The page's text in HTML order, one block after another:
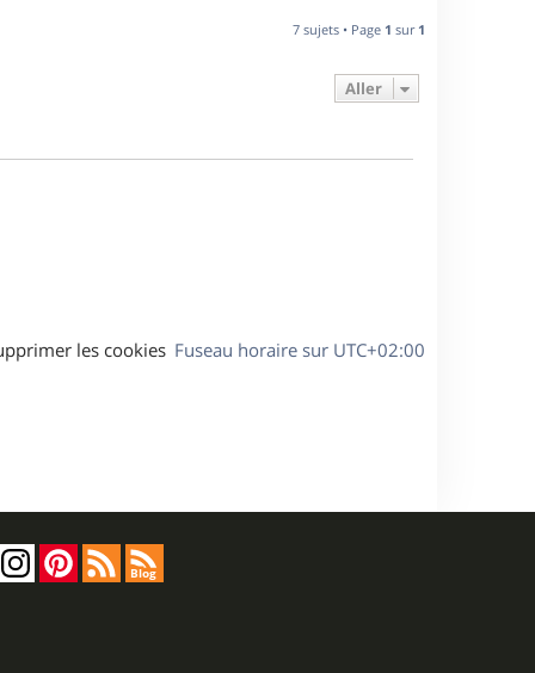
7 sujets • Page 1 sur 1
Aller
Fuseau horaire sur UTC+02:00
les cookies